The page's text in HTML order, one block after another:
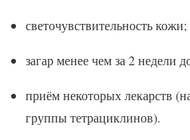
светочувствительность кожи;
загар менее чем за 2 недели
приём некоторых лекарств
группы тетрациклинов).